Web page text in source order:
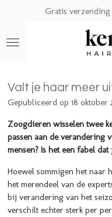
naar
Gratis verzending
Valt je haar meer
Gepubliceerd op 18 oktober
Zoogdieren wisselen twee
passen aan de verandering
mensen? Is het een fabel
Hoewel sommigen het naar
het merendeel van de
bij verandering van het
verschilt echter sterk per